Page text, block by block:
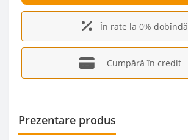
În rate la 0% dobîndă
Cumpără în credit
Prezentare produs